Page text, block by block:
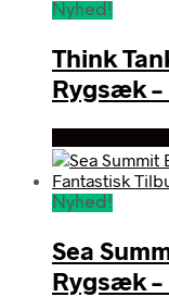
Nyhed!
Think
Rygsæk
Nyhed!
Sea
Rygsæk